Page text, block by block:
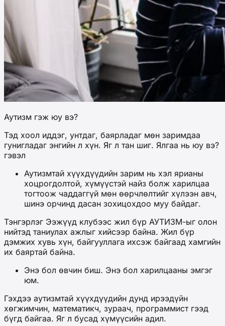
Аутизм гэж юу вэ?
Тэд хоол иддэг, унтдаг, баярладаг мөн заримдаа
гунигладаг энгийн л хүн. Яг л тан шиг. Ялгаа нь юу вэ?
гэвэл
Аутизмтай хүүхдүүдийн зарим нь хэл ярианы
хоцрогдолтой, хүмүүстэй найз болж харилцаа
тогтоож чаддаггүй мөн өөрчлөлтийг хүлээн авч,
шинэ орчинд дасан зохицохдоо муу байдаг.
Тэнгэрлэг Ээжүүд клубээс жил бүр АУТИЗМ-ыг олон
нийтэд таниулах ажлыг хийсээр байна. Жил бүр
дэмжих хувь хүн, байгууллага ихсэж байгаад хамгийн
их баяртай байна.
Энэ бол өвчин биш. Энэ бол харилцааны эмгэг
юм.
Гэхдээ аутизмтай хүүхдүүдийн дунд ирээдүйн
хөгжимчин, математикч, зураач, программист гээд
бүгд байгаа. Яг л бусад хүмүүсийн адил.